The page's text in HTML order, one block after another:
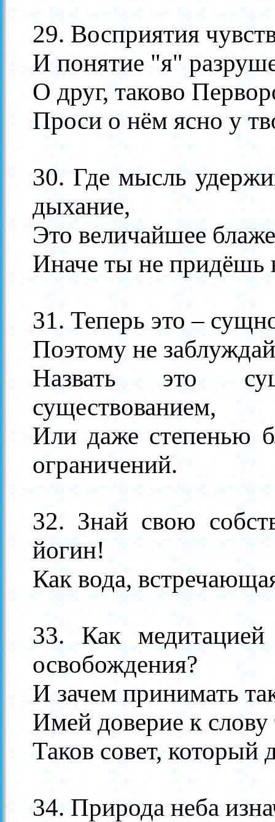
29. Восприятия
И понятие "я"
О друг, таково
Проси о нём ясно у
30. Где мысль
дыхание,
Это величайшее
Иначе ты не придёшь
31. Теперь это–
Поэтому не
Назвать это
существованием,
Или даже степенью
ограничений.
32. Знай свою
йогин!
Как вода,
33. Как
освобождения?
И зачем принимать
Имей доверие к слову
Таков совет, который
34. Природа неба